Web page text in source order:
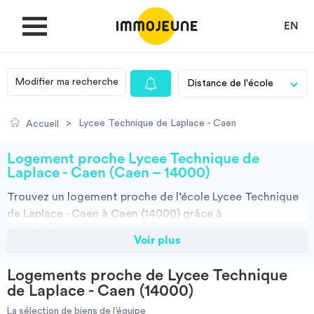
EN
MON COMPTE
Je cherche un logement
Villes
Modifier ma recherche
Accueil > Lycee Technique de Laplace - Caen
Logement proche Lycee Technique de
Laplace - Caen (Caen – 14000)
Trouvez un logement proche de l’école Lycee Technique
de Laplace - Caen à Caen (14000) grâce à
Découvrez nos milliers d’offres de locations proches de
étudiantes, locations par particuliers, par agences et
colocations. Vous avez tous les choix.
Voir plus
Logements proche de Lycee Technique
de Laplace - Caen (14000)
La sélection de biens de l’équipe